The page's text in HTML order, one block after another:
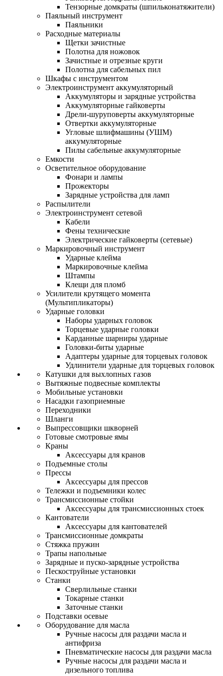
Тензорные домкраты (шпильконатяжители)
Паяльный инструмент
Паяльники
Расходные материалы
Щетки зачистные
Полотна для ножовок
Зачистные и отрезные круги
Полотна для сабельных пил
Шкафы с инструментом
Электроинструмент аккумуляторный
Аккумуляторы и зарядные устройства
Аккумуляторные гайковерты
Дрели-шуруповерты аккумуляторные
Отвертки аккумуляторные
Угловые шлифмашины (УШМ)
аккумуляторные
Пилы сабельные аккумуляторные
Емкости
Осветительное оборудование
Фонари и лампы
Прожекторы
Зарядные устройства для ламп
Распылители
Электроинструмент сетевой
Кабели
Фены технические
Электрические гайковерты (сетевые)
Маркировочный инструмент
Ударные клейма
Маркировочные клейма
Штампы
Клещи для пломб
Усилители крутящего момента
(Мультипликаторы)
Ударные головки
Наборы ударных головок
Торцевые ударные головки
Карданные шарниры ударные
Головки-биты ударные
Адаптеры ударные для торцевых головок
Удлинители ударные для торцевых головок
Катушки для выхлопных газов
Вытяжные подвесные комплекты
Мобильные установки
Насадки газоприемные
Переходники
Шланги
Выпрессовщики шкворней
Готовые смотровые ямы
Краны
Аксессуары для кранов
Подъемные столы
Прессы
Аксессуары для прессов
Тележки и подъемники колес
Трансмиссионные стойки
Аксессуары для трансмиссионных стоек
Кантователи
Аксессуары для кантователей
Трансмиссионные домкраты
Стяжка пружин
Трапы напольные
Зарядные и пуско-зарядные устройства
Пескоструйные установки
Станки
Сверлильные станки
Токарные станки
Заточные станки
Подставки осевые
Оборудование для масла
Ручные насосы для раздачи масла и
антифриза
Пневматические насосы для раздачи масла
Ручные насосы для раздачи масла и
дизельного топлива